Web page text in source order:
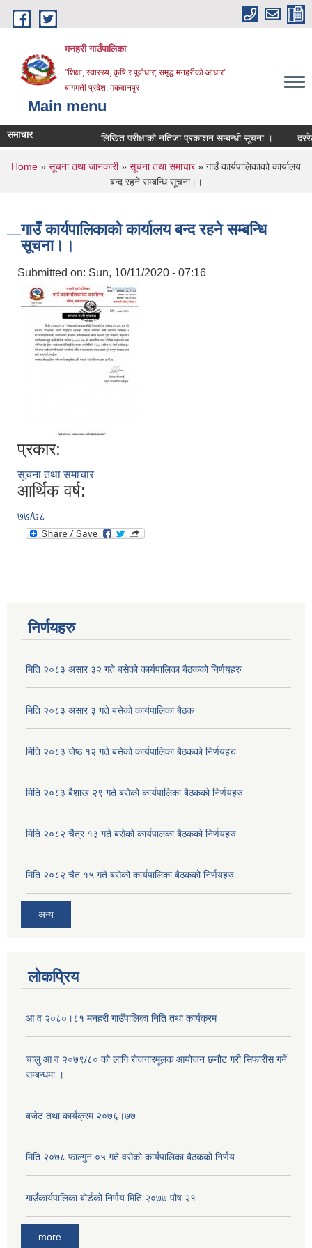
Skip to main content
मनहरी गाउँपालिका
"शिक्षा, स्वास्थ्य, कृषि र पूर्वाधार; समृद्ध मनहरीको आधार"
बागमती प्रदेश, मकवानपुर
Main menu
समाचार लिखित परीक्षाको नतिजा प्रकाशन सम्बन्धी सूचना । दररेट पेश
You are here
Home » सूचना तथा जानकारी» सूचना तथा समाचार» गाउँ कार्यपालिकाको कार्यालय
बन्द रहने सम्बन्धि सूचना।।
गाउँ कार्यपालिकाको कार्यालय बन्द रहने सम्बन्धि
सूचना।।
Submitted on: Sun, 10/11/2020 - 07:16
प्रकार:
सूचना तथा समाचार
आर्थिक वर्ष:
७७/७८
निर्णयहरु
मिति २०८३ असार ३२ गते बसेको कार्यपालिका बैठकको निर्णयहरु
मिति २०८३ असार ३ गते बसेको कार्यपालिका बैठक
मिति २०८३ जेष्ठ १२ गते बसेको कार्यपालिका बैठकको निर्णयहरु
मिति २०८३ बैशाख २९ गते बसेको कार्यपालिका बैठकको निर्णयहरु
मिति २०८२ चैत्र १३ गते बसेको कार्यपालका बैठकको निर्णयहरु
मिति २०८२ चैत १५ गते बसेको कार्यपालिका बैठकको निर्णयहरु
अन्य
लोकप्रिय
आ व २०८०।८१ मनहरी गाउँपालिका निति तथा कार्यक्रम
चालु आ व २०७९/८० को लागि रोजगारमूलक आयोजन छनौट गरी सिफारीस गर्ने
सम्बन्धमा ।
बजेट तथा कार्यक्रम २०७६।७७
मिति २०७८ फाल्गुन ०५ गते वसेको कार्यपालिका बैठकको निर्णय
गाउँकार्यपालिका बोर्डको निर्णय मिति २०७७ पौष २१
more